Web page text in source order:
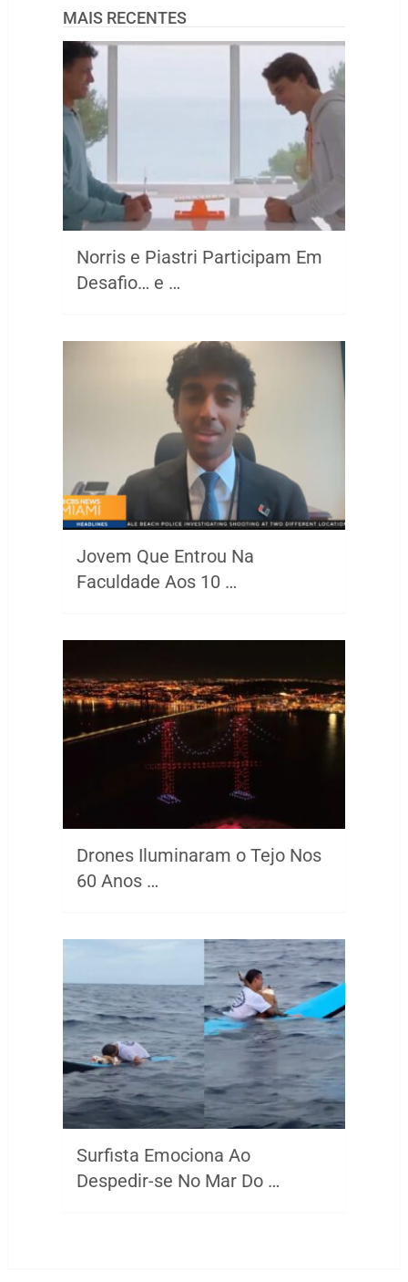
MAIS RECENTES
Norris e Piastri Participam Em
Desafio… e …
Jovem Que Entrou Na
Faculdade Aos 10 …
Drones Iluminaram o Tejo Nos
60 Anos …
Surfista Emociona Ao
Despedir-se No Mar Do …